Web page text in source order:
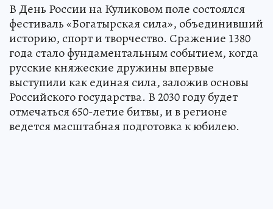
В День России на Куликовом поле состоялся
фестиваль «Богатырская сила», объединивший
историю, спорт и творчество. Сражение 1380
года стало фундаментальным событием, когда
русские княжеские дружины впервые
выступили как единая сила, заложив основы
Российского государства. В 2030 году будет
отмечаться 650-летие битвы, и в регионе
ведется масштабная подготовка к юбилею.